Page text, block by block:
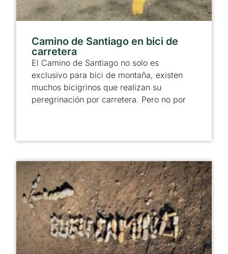
Camino de Santiago en bici de
carretera
El Camino de Santiago no solo es
exclusivo para bici de montaña, existen
muchos bicigrinos que realizan su
peregrinación por carretera. Pero no por